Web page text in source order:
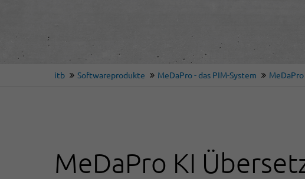
itb Softwareprodukte MeDaPro - das PIM-System
MeDaPro KI